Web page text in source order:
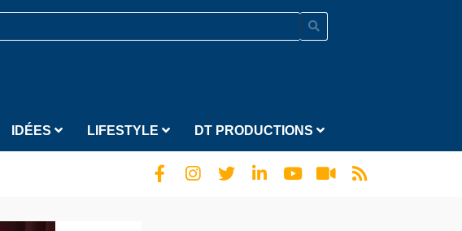
IDÉES LIFESTYLE DT PRODUCTIONS